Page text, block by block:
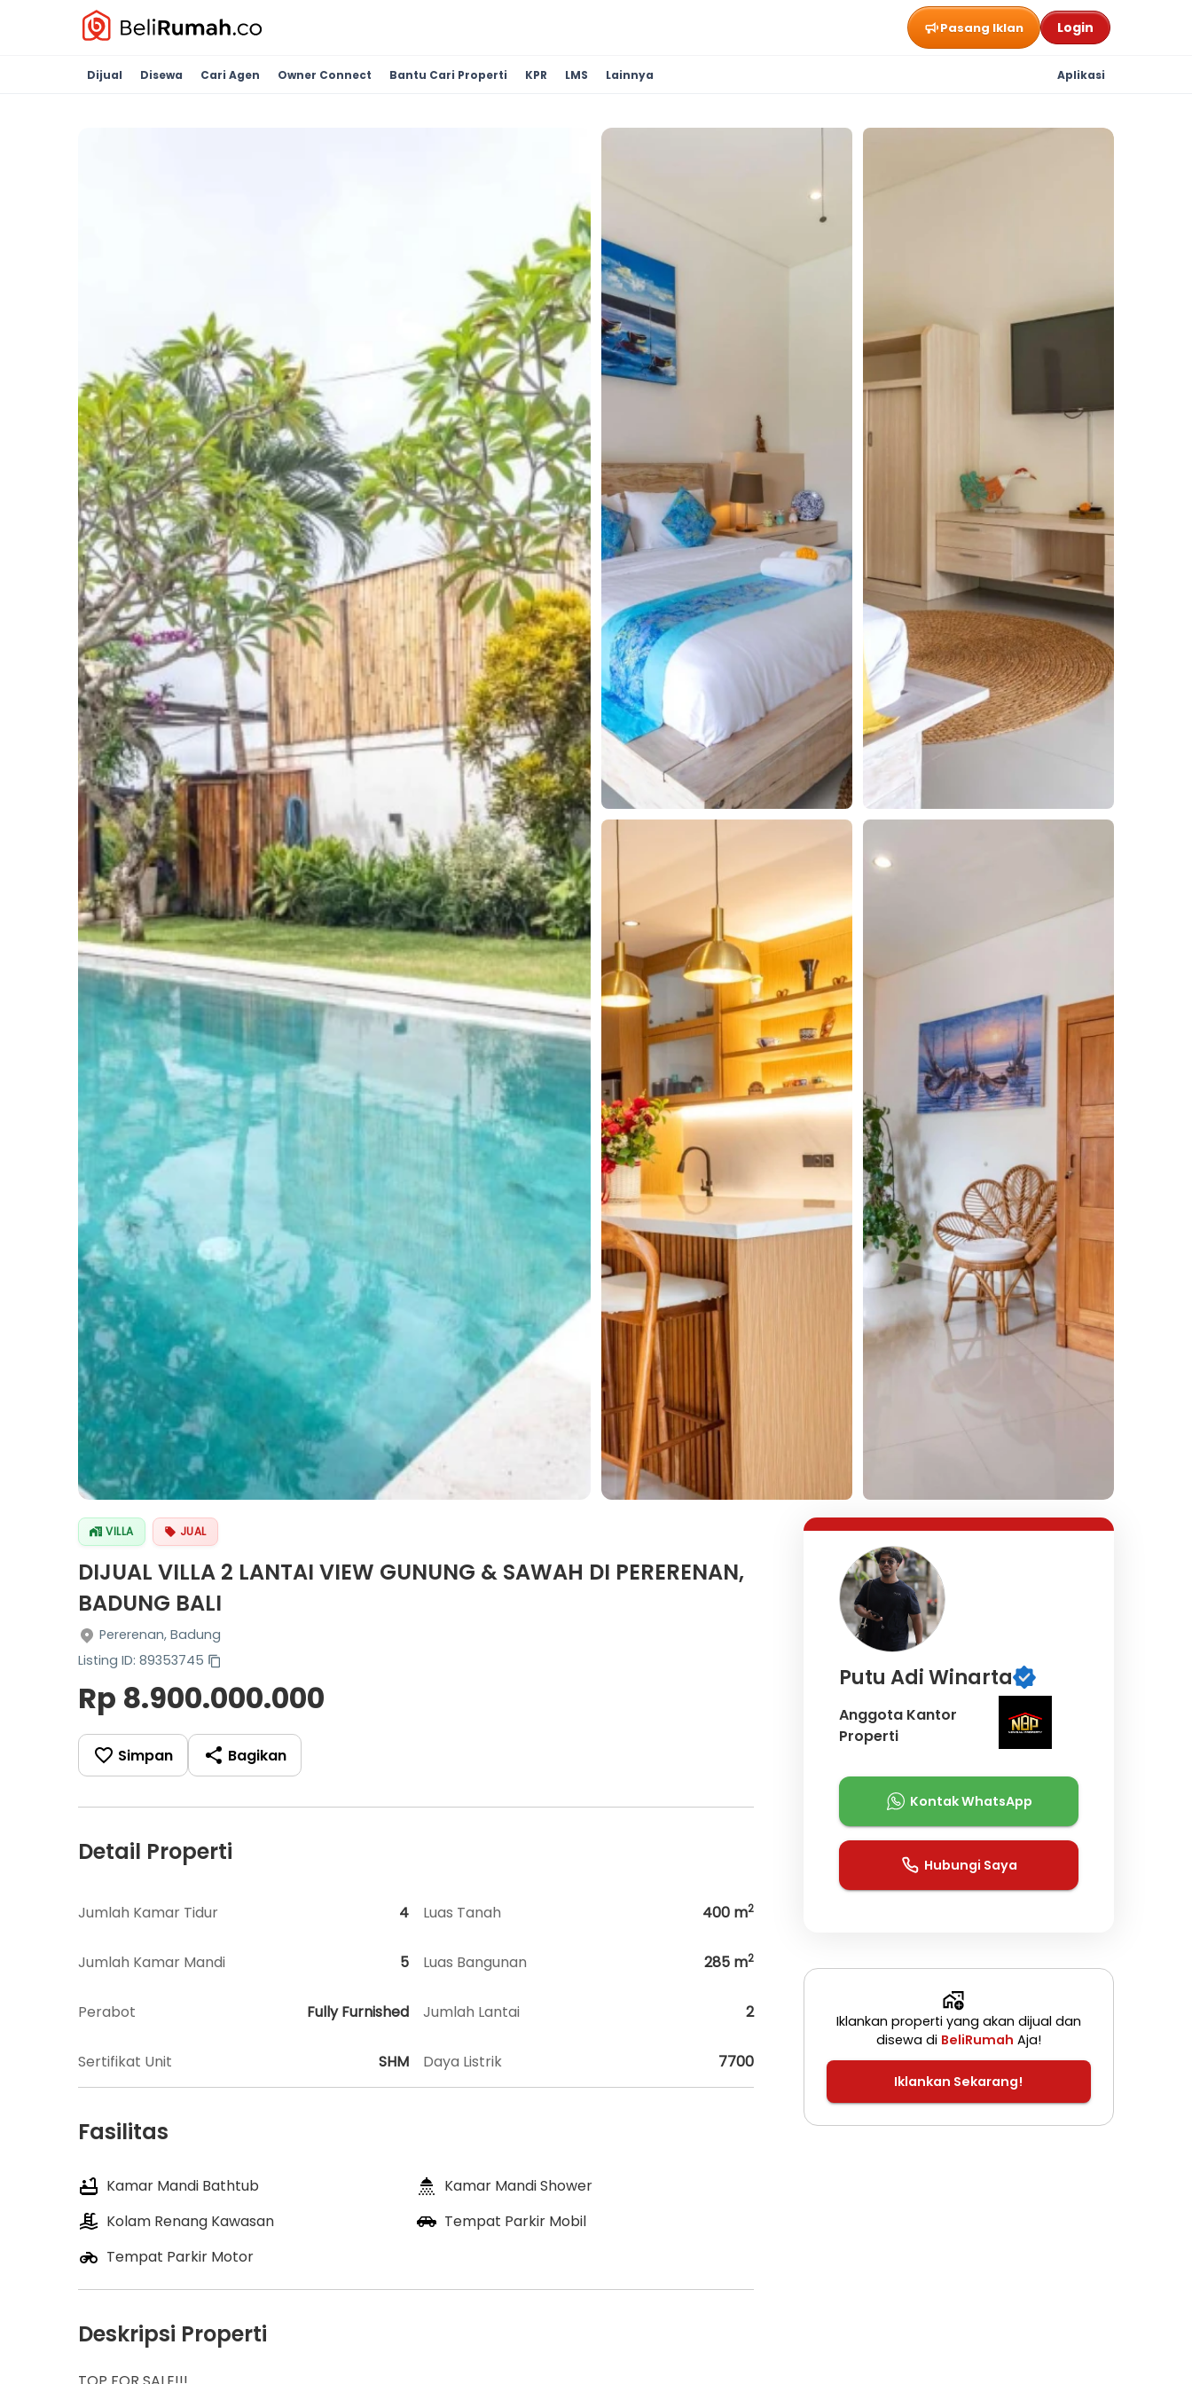
Pasang Iklan Login
Dijual Disewa Cari Agen Owner Connect Bantu Cari Properti KPR LMS Lainnya Aplikasi
Lihat Semua Foto
VILLA JUAL
DIJUAL VILLA 2 LANTAI VIEW GUNUNG & SAWAH DI PERERENAN,
BADUNG BALI
Pererenan, Badung
Listing ID: 89353745
Rp 8.900.000.000
Simpan Bagikan
Detail Properti
Jumlah Kamar Tidur 4 Luas Tanah 400 m2
Jumlah Kamar Mandi 5 Luas Bangunan 285 m2
Perabot Fully Furnished Jumlah Lantai 2
Sertifikat Unit SHM Daya Listrik 7700
Fasilitas
Kamar Mandi Bathtub
Kamar Mandi Shower
Kolam Renang Kawasan
Tempat Parkir Mobil
Tempat Parkir Motor
Deskripsi Properti
Putu Adi Winarta
Anggota Kantor
Properti
Kontak WhatsApp
Hubungi Saya
Iklankan properti yang akan dijual dan
disewa di BeliRumah Aja!
Iklankan Sekarang!